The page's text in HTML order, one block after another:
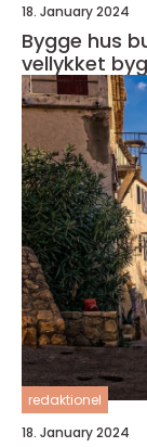
18. January 2024
Bygge hus
vellykket
redaktionel
18. January 2024